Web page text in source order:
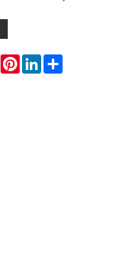
WhatsAppPinterestLinkedIn